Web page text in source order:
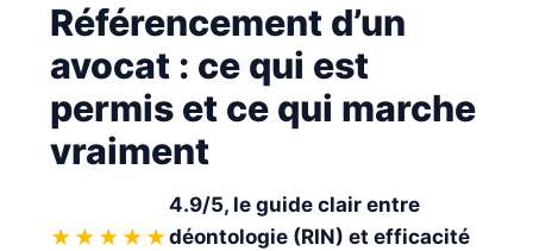
Référencement d’un
avocat : ce qui est
permis et ce qui marche
vraiment
★★★★★
4.9/5, le guide clair entre
déontologie (RIN) et efficacité